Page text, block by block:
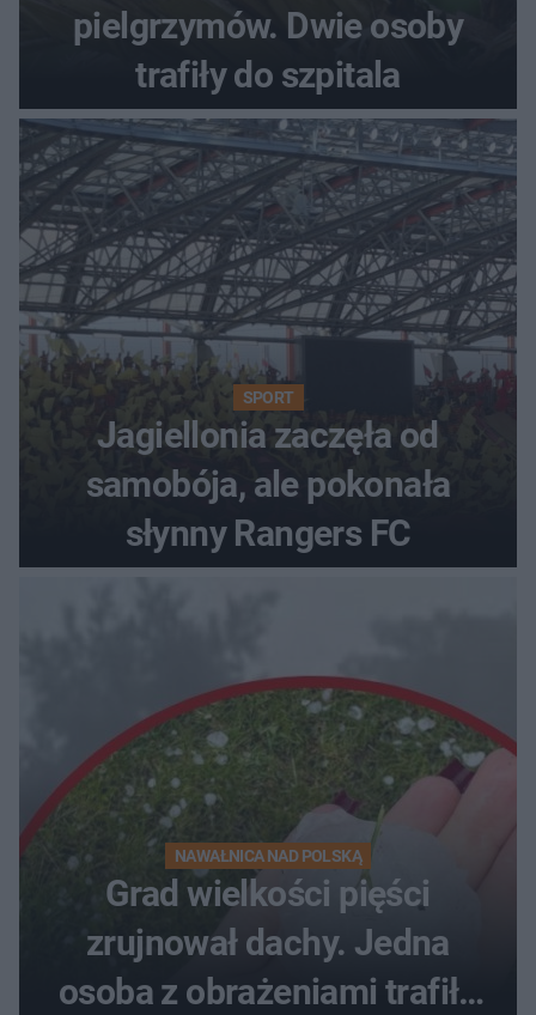
pielgrzymów. Dwie osoby
trafiły do szpitala
SPORT
Jagiellonia zaczęła od
samobója, ale pokonała
słynny Rangers FC
NAWAŁNICA NAD POLSKĄ
Grad wielkości pięści
zrujnował dachy. Jedna
osoba z obrażeniami trafiła